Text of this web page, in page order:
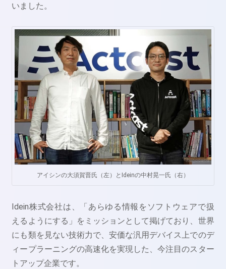
いました。
アイシンの大須賀晋氏（左）とIdeinの中村晃一氏（右）
Idein株式会社は、「あらゆる情報をソフトウェアで扱
えるようにする」をミッションとして掲げており、世界
にも類を見ない技術力で、安価な汎用デバイス上でのデ
ィープラーニングの高速化を実現した、今注目のスター
トアップ企業です。